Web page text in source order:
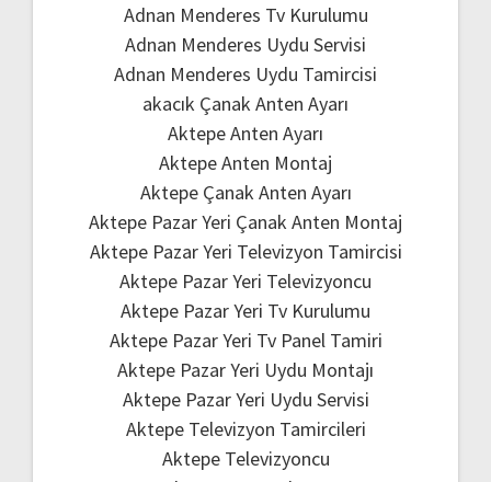
Adnan Menderes Tv Kurulumu
Adnan Menderes Uydu Servisi
Adnan Menderes Uydu Tamircisi
akacık Çanak Anten Ayarı
Aktepe Anten Ayarı
Aktepe Anten Montaj
Aktepe Çanak Anten Ayarı
Aktepe Pazar Yeri Çanak Anten Montaj
Aktepe Pazar Yeri Televizyon Tamircisi
Aktepe Pazar Yeri Televizyoncu
Aktepe Pazar Yeri Tv Kurulumu
Aktepe Pazar Yeri Tv Panel Tamiri
Aktepe Pazar Yeri Uydu Montajı
Aktepe Pazar Yeri Uydu Servisi
Aktepe Televizyon Tamircileri
Aktepe Televizyoncu